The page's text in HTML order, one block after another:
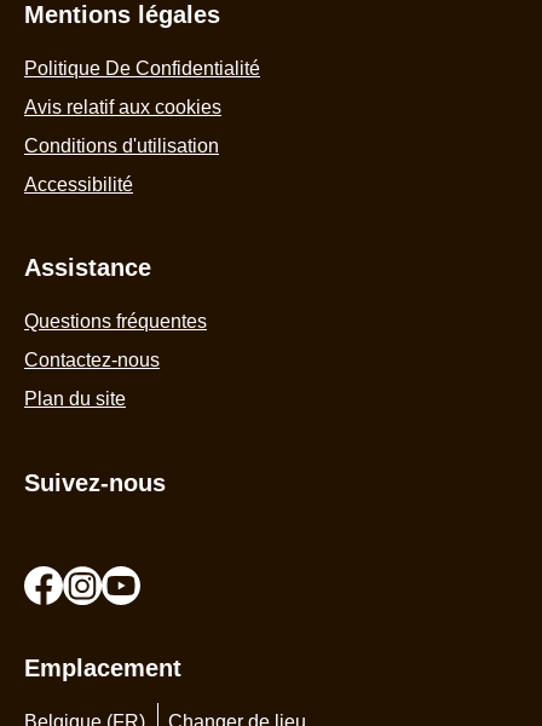
Mentions légales
Politique De Confidentialité
Avis relatif aux cookies
Conditions d'utilisation
Accessibilité
Assistance
Questions fréquentes
Contactez-nous
Plan du site
Suivez-nous
Emplacement
Belgique (FR) Changer de lieu